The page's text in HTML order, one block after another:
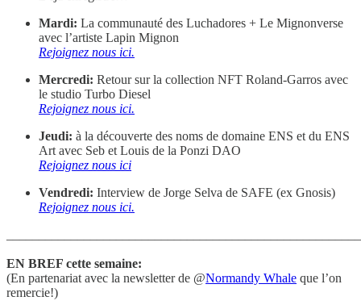
Mardi: La communauté des Luchadores + Le Mignonverse
avec l’artiste Lapin Mignon
Rejoignez nous ici.
Mercredi: Retour sur la collection NFT Roland-Garros avec
le studio Turbo Diesel
Rejoignez nous ici.
Jeudi: à la découverte des noms de domaine ENS et du ENS
Art avec Seb et Louis de la Ponzi DAO
Rejoignez nous ici
Vendredi: Interview de Jorge Selva de SAFE (ex Gnosis)
Rejoignez nous ici.
EN BREF cette semaine:
(En partenariat avec la newsletter de @Normandy Whale que l’on
remercie!)